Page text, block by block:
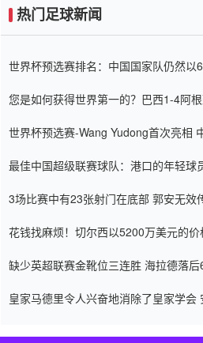
热门足球新闻
世界杯预选赛排名：中国国家队仍然以
您是如何获得世界第一的？巴西1-4阿
世界杯预选赛-Wang Yudong首次亮相
最佳中国超级联赛球队：港口的年轻球
3场比赛中有23张射门在底部 郭安无效
花钱找麻烦！切尔西以5200万美元的
缺少英超联赛金靴位三连胜 海拉德落后
皇家马德里令人兴奋地消除了皇家学会